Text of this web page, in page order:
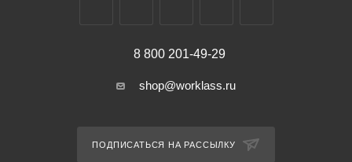
8 800 201-49-29
shop@worklass.ru
ПОДПИСАТЬСЯ НА РАССЫЛКУ